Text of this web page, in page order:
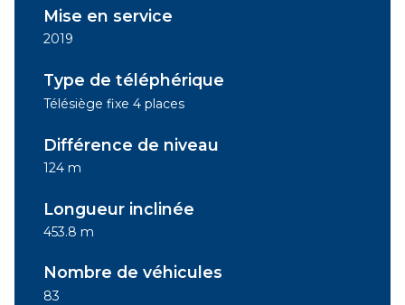
Mise en service
2019
Type de téléphérique
Télésiège fixe 4 places
Différence de niveau
124 m
Longueur inclinée
453.8 m
Nombre de véhicules
83